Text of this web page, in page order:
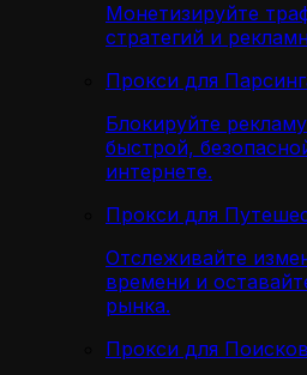
Монетизируйте
стратегий и
Прокси для
Блокируйте
быстрой,
интернете.
Прокси для
Отслеживайте
времени и
рынка.
Прокси для